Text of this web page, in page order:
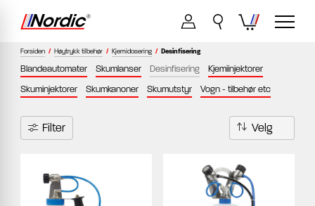
Forsiden / Høytrykk tilbehør / Kjemidosering / Desinfisering
Blandeautomater Skumlanser Desinfisering
Kjemiinjektorer
Skuminjektorer
Skumkanoner Skumutstyr Vogn - tilbehør etc
Filter